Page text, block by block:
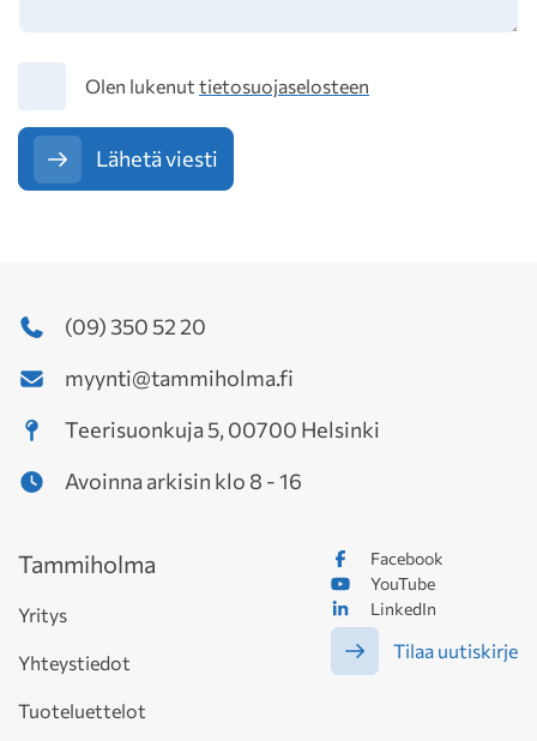
TietosuojaOlen lukenut tietosuojaselosteen
Lähetä viesti
(09) 350 52 20
myynti@tammiholma.fi
Teerisuonkuja 5, 00700 Helsinki
Avoinna arkisin klo 8 - 16
Facebook
YouTube
LinkedIn
Tilaa uutiskirje
Tammiholma
Yritys
Yhteystiedot
Tuoteluettelot